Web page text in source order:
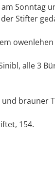
Sonntag
Stifter
alle 3
brauner
154.